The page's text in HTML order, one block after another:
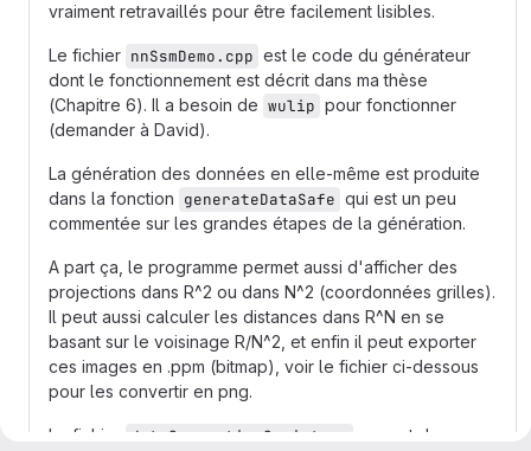
vraiment retravaillés pour être facilement lisibles.
Le fichier nnSsmDemo.cpp est le code du générateur
dont le fonctionnement est décrit dans ma thèse
(Chapitre 6). Il a besoin de wulip pour fonctionner
(demander à David).
La génération des données en elle-même est produite
dans la fonction generateDataSafe qui est un peu
commentée sur les grandes étapes de la génération.
A part ça, le programme permet aussi d'afficher des
projections dans R^2 ou dans N^2 (coordonnées grilles).
Il peut aussi calculer les distances dans R^N en se
basant sur le voisinage R/N^2, et enfin il peut exporter
ces images en .ppm (bitmap), voir le fichier ci-dessous
pour les convertir en png.
Le fichier dataGenerationScript.py
permet de